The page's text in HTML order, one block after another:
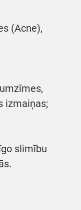
(Acne),
izmaiņas;
slimību